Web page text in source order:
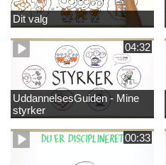
Dit valg
04:32
UddannelsesGuiden - Mine
styrker
00:33